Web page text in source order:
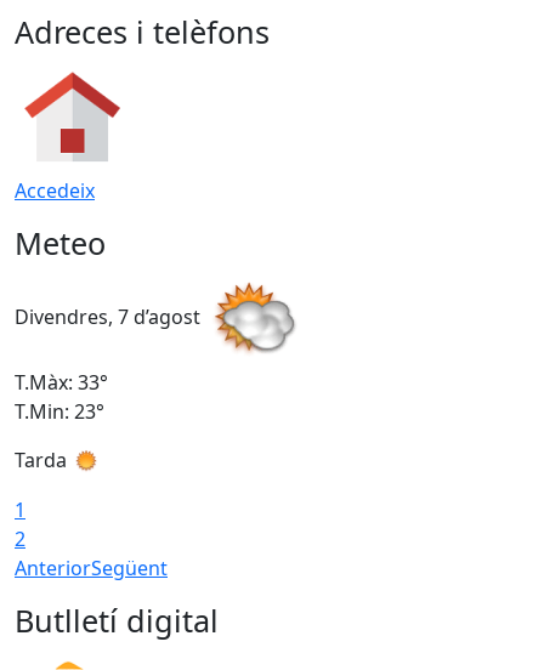
Adreces i telèfons
Accedeix
Meteo
Divendres, 7 d’agost
T.Màx: 33°
T.Min: 23°
Tarda
1
2
AnteriorSegüent
Butlletí digital